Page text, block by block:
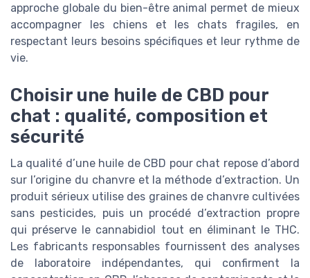
approche globale du bien-être animal permet de mieux
accompagner les chiens et les chats fragiles, en
respectant leurs besoins spécifiques et leur rythme de
vie.
Choisir une huile de CBD pour
chat : qualité, composition et
sécurité
La qualité d’une huile de CBD pour chat repose d’abord
sur l’origine du chanvre et la méthode d’extraction. Un
produit sérieux utilise des graines de chanvre cultivées
sans pesticides, puis un procédé d’extraction propre
qui préserve le cannabidiol tout en éliminant le THC.
Les fabricants responsables fournissent des analyses
de laboratoire indépendantes, qui confirment la